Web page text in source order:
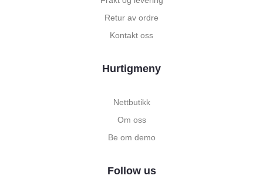
Retur av ordre
Kontakt oss
Hurtigmeny
Nettbutikk
Om oss
Be om demo
Follow us